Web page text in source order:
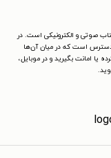
صوتی و الکترونیکی است. در
دسترس است که در میان آن‌ها
یا امانت بگیرید و در موبایل،